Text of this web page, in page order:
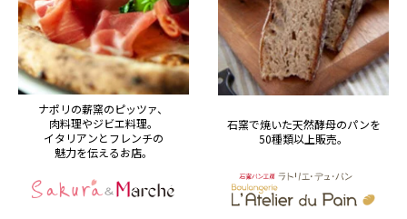
ナポリの薪窯のピッツァ、
肉料理やジビエ料理。
イタリアンとフレンチの
魅力を伝えるお店。
石窯で焼いた天然酵母のパンを
50種類以上販売。